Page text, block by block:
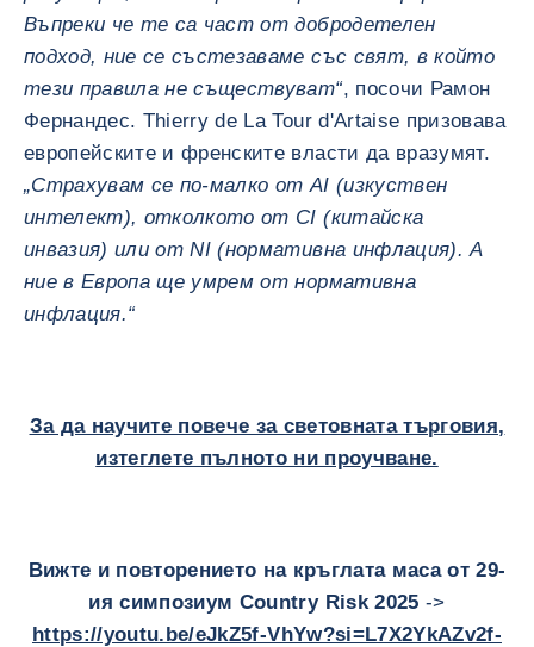
Въпреки че те са част от добродетелен
подход, ние се състезаваме със свят, в който
тези правила не съществуват“, посочи Рамон
Фернандес. Thierry de La Tour d'Artaise призовава
европейските и френските власти да вразумят.
„Страхувам се по-малко от AI (изкуствен
интелект), отколкото от CI (китайска
инвазия) или от NI (нормативна инфлация). А
ние в Европа ще умрем от нормативна
инфлация.“
За да научите повече за световната търговия,
изтеглете пълното ни проучване.
Вижте и повторението на кръглата маса от 29-
ия симпозиум Country Risk 2025 ->
https://youtu.be/eJkZ5f-VhYw?si=L7X2YkAZv2f-